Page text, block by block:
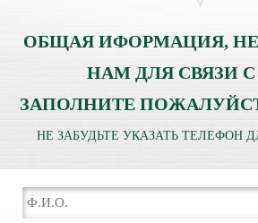
ОБЩАЯ ИФОРМАЦИЯ,
НАМ ДЛЯ СВЯЗИ
ЗАПОЛНИТЕ
НЕ ЗАБУДЬТЕ УКАЗАТЬ ТЕЛЕФОН